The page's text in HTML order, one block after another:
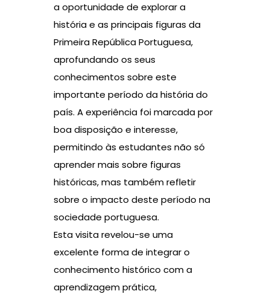
a oportunidade de explorar a
história e as principais figuras da
Primeira República Portuguesa,
aprofundando os seus
conhecimentos sobre este
importante período da história do
país. A experiência foi marcada por
boa disposição e interesse,
permitindo às estudantes não só
aprender mais sobre figuras
históricas, mas também refletir
sobre o impacto deste período na
sociedade portuguesa.
Esta visita revelou-se uma
excelente forma de integrar o
conhecimento histórico com a
aprendizagem prática,